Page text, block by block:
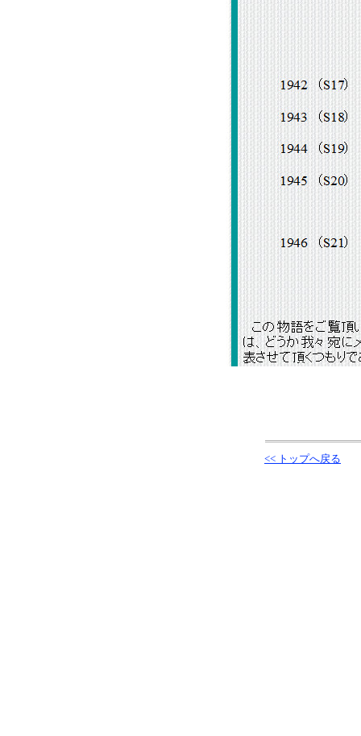
<< トップへ戻る